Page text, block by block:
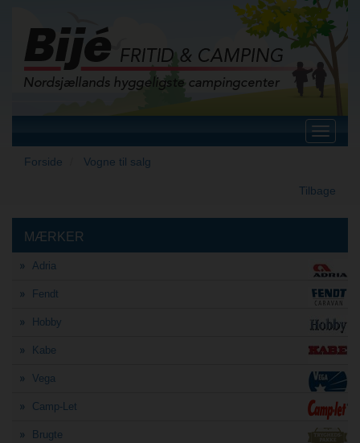
Toggle
Forside
Vogne til salg
Tilbage
MÆRKER
Adria
Fendt
Hobby
Kabe
Vega
Camp-Let
Brugte